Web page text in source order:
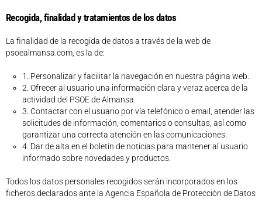
Recogida, finalidad y tratamientos de los datos
La finalidad de la recogida de datos a través de la web de
psoealmansa.com, es la de:
1. Personalizar y facilitar la navegación en nuestra página web.
2. Ofrecer al usuario una información clara y veraz acerca de la
actividad del PSOE de Almansa.
3. Contactar con el usuario por vía telefónico o email, atender las
solicitudes de información, comentarios o consultas, así como
garantizar una correcta atención en las comunicaciones.
4. Dar de alta en el boletín de noticias para mantener al usuario
informado sobre novedades y productos.
Todos los datos personales recogidos serán incorporados en los
ficheros declarados ante la Agencia Española de Protección de Datos